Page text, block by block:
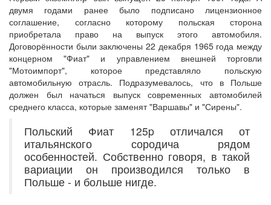
двумя годами ранее было подписано лицензионное
соглашение, согласно которому польская сторона
приобретала право на выпуск этого автомобиля.
Договорённости были заключены 22 декабря 1965 года между
концерном "Фиат" и управлением внешней торговли
"Мотоимпорт", которое представляло польскую
автомобильную отрасль. Подразумевалось, что в Польше
должен был начаться выпуск современных автомобилей
среднего класса, которые заменят "Варшавы" и "Сирены".
Польский Фиат 125p отличался от
итальянского сородича рядом
особенностей. Собственно говоря, в такой
вариации он производился только в
Польше - и больше нигде.